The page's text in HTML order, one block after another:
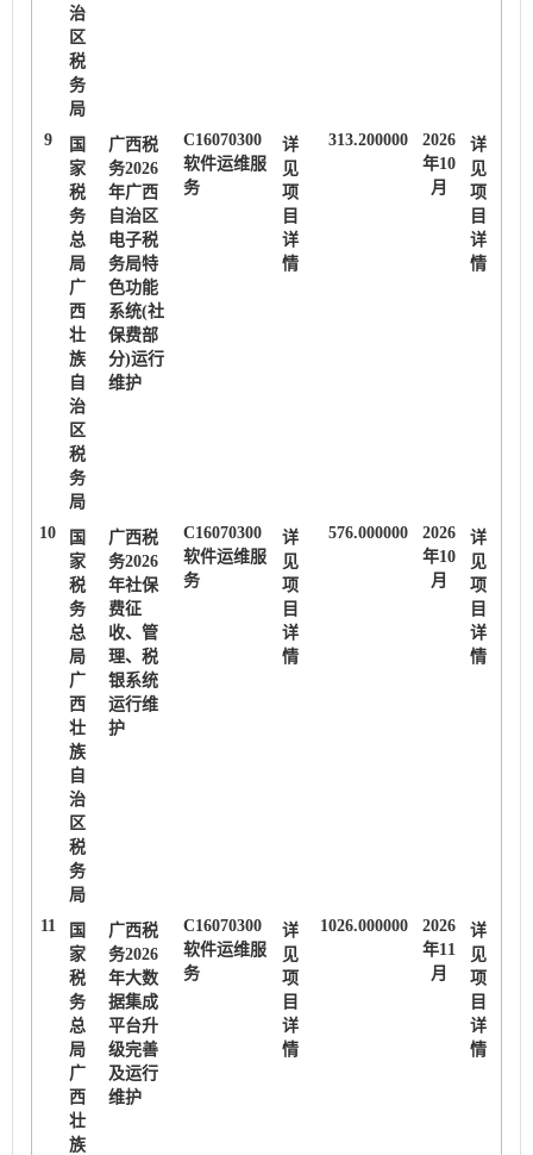
治
区
税
务
局
9
国
家
税
务
总
局
广
西
壮
族
自
治
区
税
务
局
广西税
务2026
年广西
自治区
电子税
务局特
色功能
系统(社
保费部
分)运行
维护
C16070300
软件运维服
务
详
见
项
目
详
情
313.200000
2026
年10
月
详
见
项
目
详
情
10
国
家
税
务
总
局
广
西
壮
族
自
治
区
税
务
局
广西税
务2026
年社保
费征
收、管
理、税
银系统
运行维
护
C16070300
软件运维服
务
详
见
项
目
详
情
576.000000
2026
年10
月
详
见
项
目
详
情
11
国
家
税
务
总
局
广
西
壮
族
广西税
务2026
年大数
据集成
平台升
级完善
及运行
维护
C16070300
软件运维服
务
详
见
项
目
详
情
1026.000000
2026
年11
月
详
见
项
目
详
情